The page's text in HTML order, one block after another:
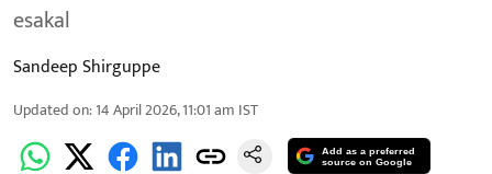
esakal
Sandeep Shirguppe
Updated on:14 April 2026, 11:01 am IST
Add as a preferred
source on Google